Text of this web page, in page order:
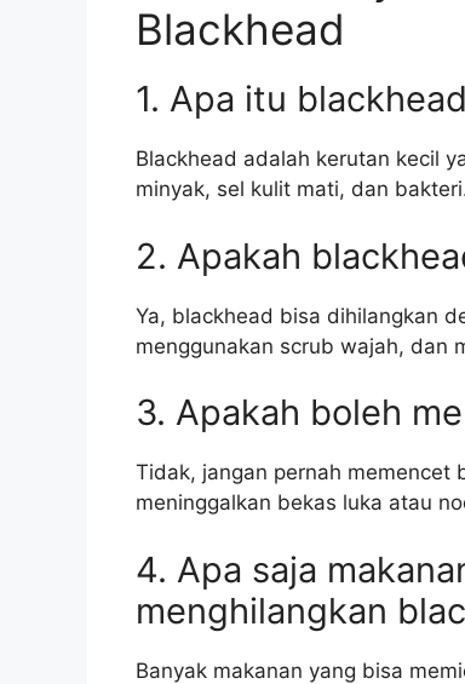
Blackhead
1. Apa itu
Blackhead adalah kerutan kecil
minyak, sel kulit mati, dan
2. Apakah
Ya, blackhead bisa dihilangkan
menggunakan scrub wajah, dan
3. Apakah boleh
Tidak, jangan pernah memencet
meninggalkan bekas luka atau
4. Apa saja
menghilangkan
Banyak makanan yang bisa